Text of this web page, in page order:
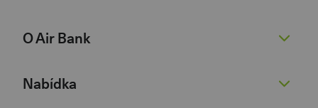
O Air Bank
O nás
Nabídka